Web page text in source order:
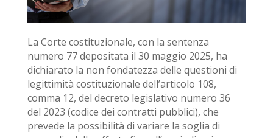
La Corte costituzionale, con la sentenza
numero 77 depositata il 30 maggio 2025, ha
dichiarato la non fondatezza delle questioni di
legittimità costituzionale dell’articolo 108,
comma 12, del decreto legislativo numero 36
del 2023 (codice dei contratti pubblici), che
prevede la possibilità di variare la soglia di